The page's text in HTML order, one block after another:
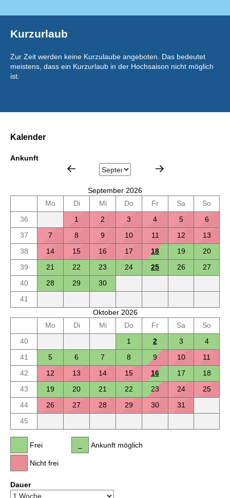
Kurzurlaub
Zur Zeit werden keine Kurzulaube angeboten. Das bedeutet
meistens, dass ein Kurzurlaub in der Hochsaison nicht möglich
ist.
Kalender
Ankunft
September 2026
Mo
Di Mi Do Fr Sa
So
36
1 2 3 4 5
6
37
7 8 9 10 11 12
13
38
14 15 16 17 18 19
20
39
21 22 23 24 25 26
27
40
28 29
30
41
Oktober 2026
Mo
Di Mi Do Fr Sa
So
40
1 2 3
4
41
5 6 7 8 9 10
11
42
12 13 14 15 16 17
18
43
19 20 21 22 23 24
25
44
26 27 28 29 30
31
45
Frei
Nicht frei
Ankunft möglich
Dauer